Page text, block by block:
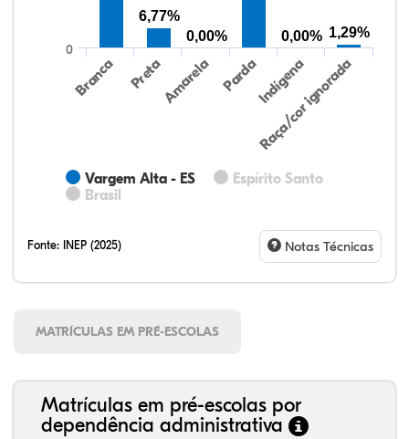
Vargem Alta - ES
Espírito Santo
Brasil
Branca PretaAmarela PardaIndígena
Raça/cor ignorada
0
6,77%
0,00%
0,00% 1,29%
Fonte: INEP (2025) Notas Técnicas
MATRÍCULAS EM PRÉ-ESCOLAS
Matrículas em pré-escolas por
dependência administrativa